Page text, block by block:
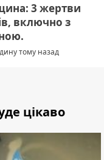
3 жертви
включно з
тому назад
цікаво